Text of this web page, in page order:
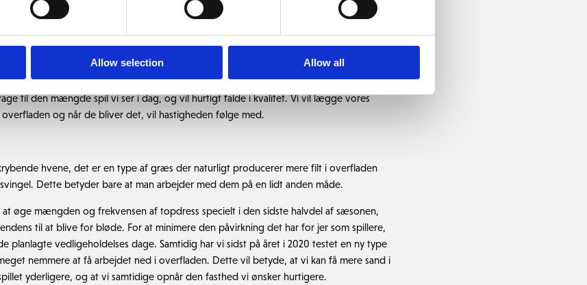
Allow selection Allow all
fra svarene i undersøgelsen at mange medlemmer ønsker fastere og hurtigere
at bare klippe dem længere ned, for at få dem hurtigere, men det vil ikke være
til den mængde spil vi ser i dag, og vil hurtigt falde i kvalitet. Vi vil lægge vores
og når de bliver det, vil hastigheden følge med.
hvene, det er en type af græs der naturligt producerer mere filt i overfladen
Dette betyder bare at man arbejder med dem på en lidt anden måde.
øge mængden og frekvensen af topdress specielt i den sidste halvdel af sæsonen,
til at blive for bløde. For at minimere den påvirkning det har for jer som spillere,
planlagte vedligeholdelses dage. Samtidig har vi sidst på året i 2020 testet en ny type
nemmere at få arbejdet ned i overfladen. Dette vil betyde, at vi kan få mere sand i
yderligere, og at vi samtidige opnår den fasthed vi ønsker hurtigere.